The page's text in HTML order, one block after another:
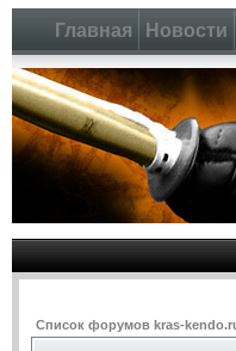
Главная Новости
Список форумов kras-